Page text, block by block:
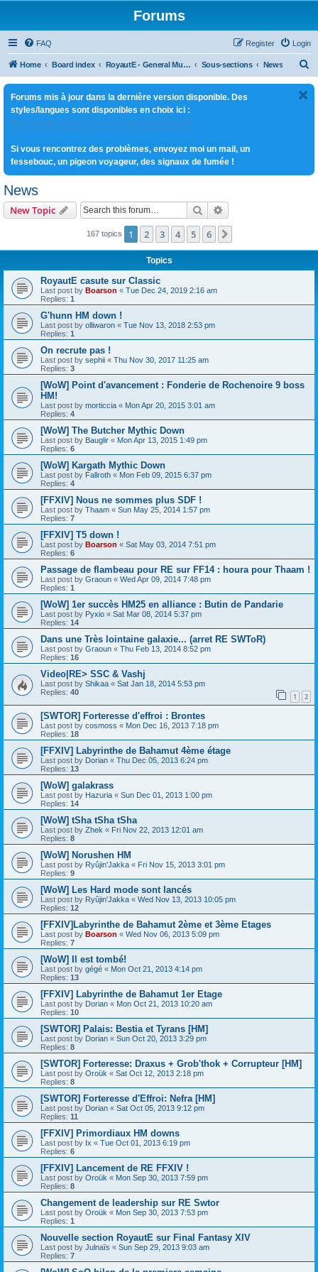
Forums
FAQ Login
Register
Home Board index RoyautE - General Multi-jeux Sous-sections News
Forums mis à jour dans la dernière version disponible. Des
styles/langues sont disponibles en choix ici :
http://www.royaute.com/forum/ucp.php?i=180
Si vous rencontrez des problèmes, envoyez moi un mail, un
fessebouc, un pigeon voyageur, des signaux de fumée !
News
New Topic Search
167 topics 1 2 3 4 5 6
Topics
RoyautE casute sur Classic
Last post by Boarson « Tue Dec 24, 2019 2:16 am
Replies: 1
G'hunn HM down !
Last post by olliwaron « Tue Nov 13, 2018 2:53 pm
Replies: 1
On recrute pas !
Last post by sephii « Thu Nov 30, 2017 11:25 am
Replies: 3
[WoW] Point d'avancement : Fonderie de Rochenoire 9 boss
HM!
Last post by morticcia « Mon Apr 20, 2015 3:01 am
Replies: 4
[WoW] The Butcher Mythic Down
Last post by Bauglir « Mon Apr 13, 2015 1:49 pm
Replies: 6
[WoW] Kargath Mythic Down
Last post by Fallroth « Mon Feb 09, 2015 6:37 pm
Replies: 4
[FFXIV] Nous ne sommes plus SDF !
Last post by Thaam « Sun May 25, 2014 1:57 pm
Replies: 7
[FFXIV] T5 down !
Last post by Boarson « Sat May 03, 2014 7:51 pm
Replies: 6
Passage de flambeau pour RE sur FF14 : houra pour Thaam !
Last post by Graoun « Wed Apr 09, 2014 7:48 pm
Replies: 1
[WoW] 1er succès HM25 en alliance : Butin de Pandarie
Last post by Pyxio « Sat Mar 08, 2014 5:37 pm
Replies: 14
Dans une Très lointaine galaxie... (arret RE SWToR)
Last post by Graoun « Thu Feb 13, 2014 8:52 pm
Replies: 16
Video|RE> SSC & Vashj
Last post by Shikaa « Sat Jan 18, 2014 5:53 pm
Replies: 40 1 2
[SWTOR] Forteresse d'effroi : Brontes
Last post by cosmoss « Mon Dec 16, 2013 7:18 pm
Replies: 18
[FFXIV] Labyrinthe de Bahamut 4ème étage
Last post by Dorian « Thu Dec 05, 2013 6:24 pm
Replies: 13
[WoW] galakrass
Last post by Hazuria « Sun Dec 01, 2013 1:00 pm
Replies: 14
[WoW] tSha tSha tSha
Last post by Zhek « Fri Nov 22, 2013 12:01 am
Replies: 8
[WoW] Norushen HM
Last post by Ryûjin'Jakka « Fri Nov 15, 2013 3:01 pm
Replies: 9
[WoW] Les Hard mode sont lancés
Last post by Ryûjin'Jakka « Wed Nov 13, 2013 10:05 pm
Replies: 12
[FFXIV]Labyrinthe de Bahamut 2ème et 3ème Etages
Last post by Boarson « Wed Nov 06, 2013 5:09 pm
Replies: 7
[WoW] Il est tombé!
Last post by gégé « Mon Oct 21, 2013 4:14 pm
Replies: 13
[FFXIV] Labyrinthe de Bahamut 1er Etage
Last post by Dorian « Mon Oct 21, 2013 10:20 am
Replies: 10
[SWTOR] Palais: Bestia et Tyrans [HM]
Last post by Dorian « Sun Oct 20, 2013 3:29 pm
Replies: 8
[SWTOR] Forteresse: Draxus + Grob'thok + Corrupteur [HM]
Last post by Oroük « Sat Oct 12, 2013 2:18 pm
Replies: 8
[SWTOR] Forteresse d'Effroi: Nefra [HM]
Last post by Dorian « Sat Oct 05, 2013 9:12 pm
Replies: 11
[FFXIV] Primordiaux HM downs
Last post by Ix « Tue Oct 01, 2013 6:19 pm
Replies: 6
[FFXIV] Lancement de RE FFXIV !
Last post by Oroük « Mon Sep 30, 2013 7:59 pm
Replies: 8
Changement de leadership sur RE Swtor
Last post by Oroük « Mon Sep 30, 2013 7:53 pm
Replies: 1
Nouvelle section RoyautE sur Final Fantasy XIV
Last post by Julnaïs « Sun Sep 29, 2013 9:03 am
Replies: 7